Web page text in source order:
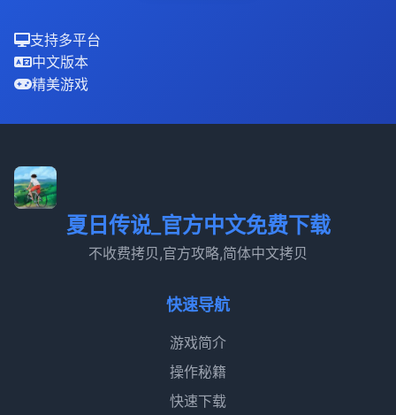
支持多平台
中文版本
精美游戏
夏日传说_官方中文免费下载
不收费拷贝,官方攻略,简体中文拷贝
快速导航
游戏简介
操作秘籍
快速下载